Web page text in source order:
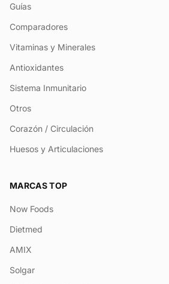
Guías
Comparadores
Vitaminas y Minerales
Antioxidantes
Sistema Inmunitario
Otros
Corazón / Circulación
Huesos y Articulaciones
MARCAS TOP
Now Foods
Dietmed
AMIX
Solgar